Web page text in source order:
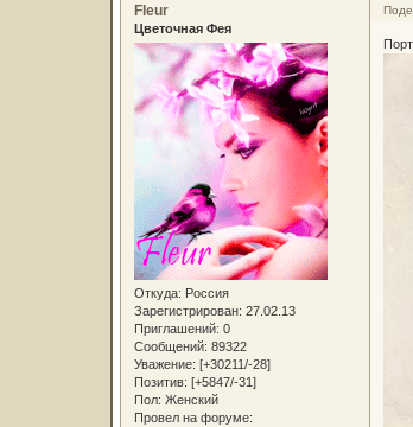
Fleur
Цветочная Фея
Откуда: Россия
Зарегистрирован: 27.02.13
Приглашений: 0
Сообщений: 89322
Уважение: [+30211/-28]
Позитив: [+5847/-31]
Пол: Женский
Провел на форуме: